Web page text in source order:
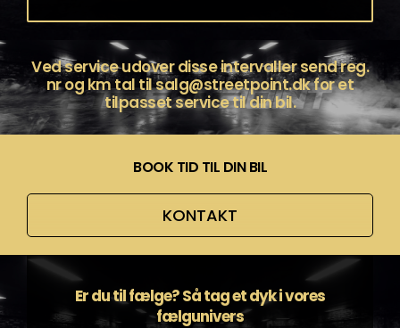
Ved service udover disse intervaller send reg.
nr og km tal tilsalg@streetpoint.dkfor et
tilpasset service til din bil.
BOOK TID TIL DIN BIL
KONTAKT
Er du til fælge? Så tag et dyk i vores
fælgunivers